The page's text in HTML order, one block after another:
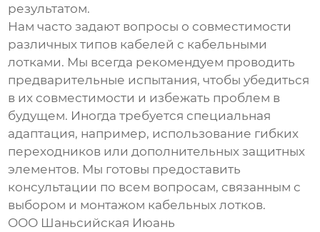
результатом.
Нам часто задают вопросы о совместимости
различных типов кабелей с кабельными
лотками. Мы всегда рекомендуем проводить
предварительные испытания, чтобы убедиться
в их совместимости и избежать проблем в
будущем. Иногда требуется специальная
адаптация, например, использование гибких
переходников или дополнительных защитных
элементов. Мы готовы предоставить
консультации по всем вопросам, связанным с
выбором и монтажом кабельных лотков.
ООО Шаньсийская Июань